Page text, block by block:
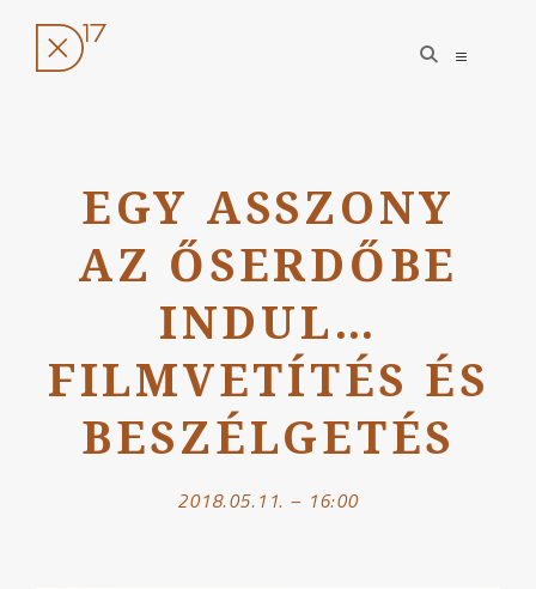
tartalomhoz
open
search
open
EGY ASSZONY
AZ ŐSERDŐBE
INDUL…
FILMVETÍTÉS ÉS
BESZÉLGETÉS
2018.05.11. – 16:00